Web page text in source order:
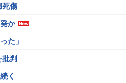
死傷
か
た」
批判
く